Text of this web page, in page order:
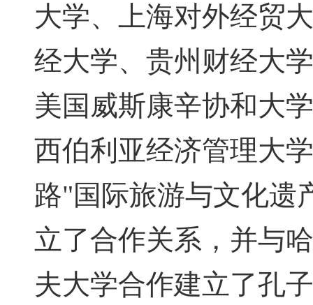
大学、上海对外经贸
经大学、贵州财经大
美国威斯康辛协和大
西伯利亚经济管理大
路"国际旅游与文化遗
立了合作关系，并与
夫大学合作建立了孔